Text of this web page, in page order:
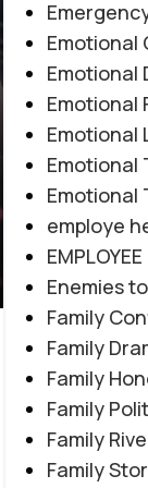
MULTIPLE
REVENGE
Emotional
Emotional
Emotional
Emotional
Emotional
Emotional
employe
Enemies
Family
Family
Family
Family
Family
Family